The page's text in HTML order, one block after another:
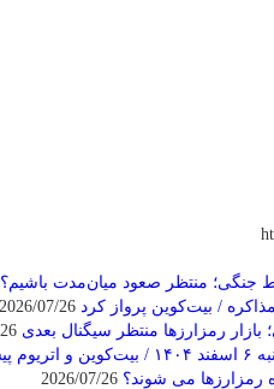
جنگی؛ منتظر صعود میان‌مدت باشیم؟
/ بیت‌کوین پرواز کرد
رمزارزها منتظر سیگنال بعدی
شدند
رمزارزها می شوند؟